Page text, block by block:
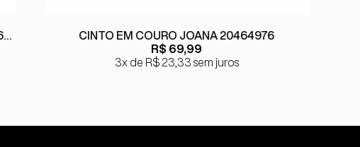
CINTO EM COURO JOANA 20464976
R$ 69,99
3x
R$ 23,33 sem juros